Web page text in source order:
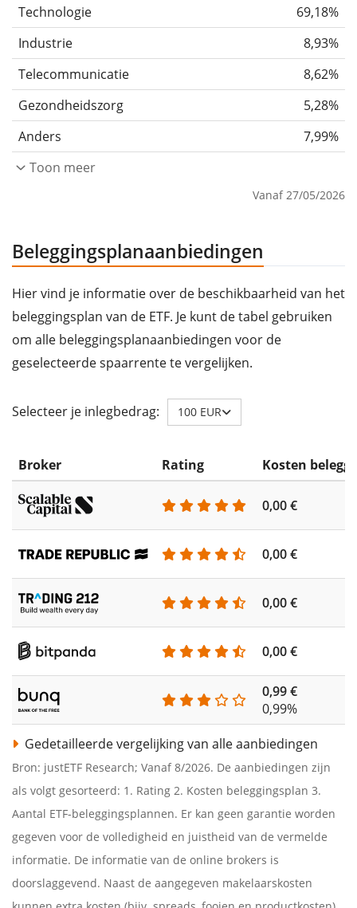
Technologie
69,18%
Industrie
8,93%
Telecommunicatie
8,62%
Gezondheidszorg
5,28%
Anders
7,99%
Toon meer
Vanaf 27/05/2026
Beleggingsplanaanbiedingen
Hier vind je informatie over de beschikbaarheid van het
beleggingsplan van de ETF. Je kunt de tabel gebruiken
om alle beleggingsplanaanbiedingen voor de
geselecteerde spaarrente te vergelijken.
Selecteer je inlegbedrag: 100 EUR
Broker Rating Kosten
0,00 €
0,00 €
0,00 €
0,00 €
0,99 €
0,99%
Gedetailleerde vergelijking van alle aanbiedingen
Bron: justETF Research; Vanaf 8/2026. De aanbiedingen zijn
als volgt gesorteerd: 1. Rating 2. Kosten beleggingsplan 3.
Aantal ETF-beleggingsplannen. Er kan geen garantie worden
gegeven voor de volledigheid en juistheid van de vermelde
informatie. De informatie van de online brokers is
doorslaggevend. Naast de aangegeven makelaarskosten